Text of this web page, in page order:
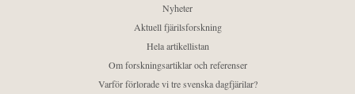
Nyheter
Aktuell fjärilsforskning
Hela artikellistan
Om forskningsartiklar och referenser
Varför förlorade vi tre svenska dagfjärilar?